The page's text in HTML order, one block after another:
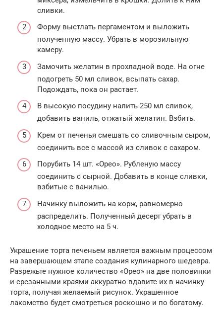
сливки.
Форму выстлать пергаментом и выложить
полученную массу. Убрать в морозильную
камеру.
Замочить желатин в прохладной воде. На огне
подогреть 50 мл сливок, всыпать сахар.
Подождать, пока он растает.
В высокую посудину налить 250 мл сливок,
добавить ваниль, отжатый желатин. Взбить.
Крем от печенья смешать со сливочным сыром,
соединить все с массой из сливок с сахаром.
Порубить 14 шт. «Орео». Рубленую массу
соединить с сырной. Добавить в конце сливки,
взбитые с ванилью.
Начинку выложить на корж, равномерно
распределить. Полученный десерт убрать в
холодное место на 5 ч.
Украшение торта печеньем является важным процессом
на завершающем этапе создания кулинарного шедевра.
Разрежьте нужное количество «Орео» на две половинки
и срезанными краями аккуратно вдавите их в начинку
торта, получая желаемый рисунок. Украшенное
лакомство будет смотреться роскошно и по богатому.